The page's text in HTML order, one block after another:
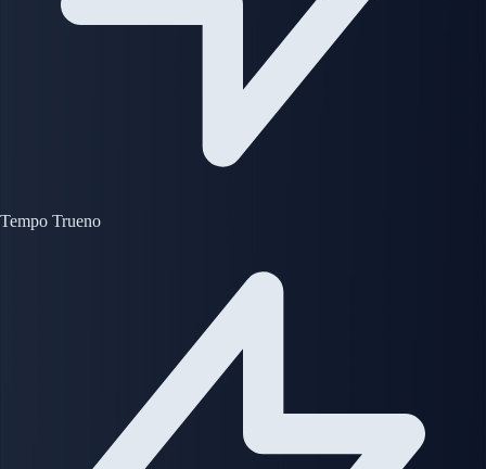
Tempo Trueno